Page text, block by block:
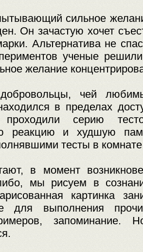
сильное
Он зачастую хочет
Альтернатива не
ученые
желание
добровольцы, чей
в пределах
серию
реакцию и худшую
тесты в
в момент
мы рисуем в
картинка
для выполнения